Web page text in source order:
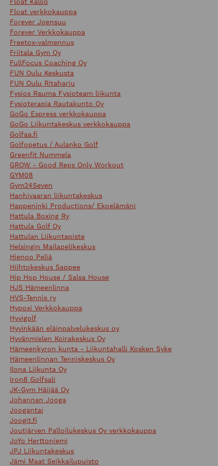
Float Kallio
Float verkkokauppa
Forever Joensuu
Forever Verkkokauppa
Freetox-valmennus
Friitala Gym Oy
FullFocus Coaching Oy
FUN Oulu Keskusta
FUN Oulu Ritaharju
Fysios Rauma Fysioteam liikunta
Fysioterapia Rautakunto Oy
GoGo Express verkkokauppa
GoGo Liikuntakeskus verkkokauppa
Golfaa.fi
Golfopetus / Aulanko Golf
Greenfit Nummela
GROW - Good Reps Only Workout
GYM08
Gym24Seven
Hanhivaaran liikuntakeskus
Happeninki Productions/ Ekoelämäni
Hattula Boxing Ry
Hattula Golf Oy
Hattulan Liikuntapiste
Helsingin Mailapelikeskus
Hienoo Peliä
Hiihtokeskus Sappee
Hip Hop House / Salsa House
HJS Hämeenlinna
HVS-Tennis ry
Hypoxi Verkkokauppa
Hyvigolf
Hyvinkään eläinpalvelukeskus oy
Hyvänmielen Koirakeskus Oy
Hämeenkyron kunta - Liikuntahalli Kosken Syke
Hämeenlinnan Tenniskeskus Oy
Ilona Liikunta Oy
Iron8 Golfsali
JK-Gym Häijää Oy
Johannan Jooga
Joogantai
Joogit.fi
Joutjärven Palloilukeskus Oy verkkokauppa
JoYo Herttoniemi
JPJ Liikuntakeskus
Jämi Maat Seikkailupuisto